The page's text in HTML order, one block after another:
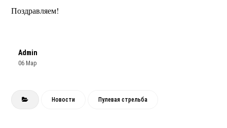
Поздравляем!
Admin
06 Мар
Новости Пулевая стрельба